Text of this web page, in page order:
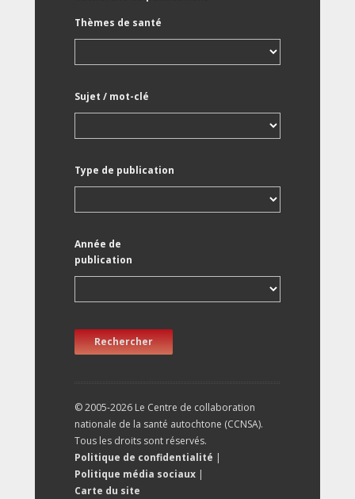
Thèmes de santé
Sujet / mot-clé
Type de publication
Année de
publication
Rechercher
© 2005-2026 Le Centre de collaboration
nationale de la santé autochtone (CCNSA).
Tous les droits sont réservés.
Politique de confidentialité |
Politique média sociaux |
Carte du site